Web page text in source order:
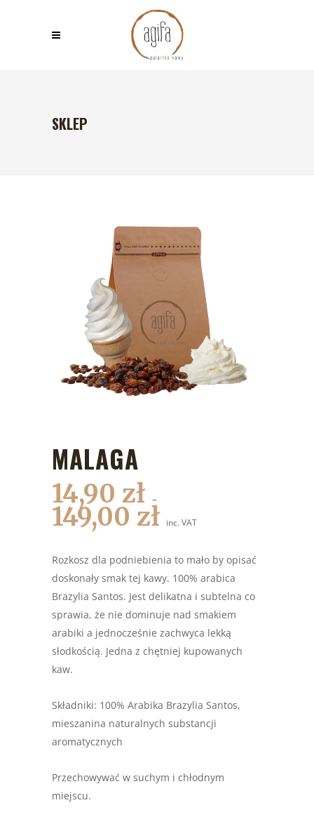
SKLEP
MALAGA
14,90 zł –
149,00 zł inc. VAT
Rozkosz dla podniebienia to mało by opisać
doskonały smak tej kawy. 100% arabica
Brazylia Santos. Jest delikatna i subtelna co
sprawia, że nie dominuje nad smakiem
arabiki a jednocześnie zachwyca lekką
słodkością. Jedna z chętniej kupowanych
kaw.
Składniki: 100% Arabika Brazylia Santos,
mieszanina naturalnych substancji
aromatycznych
Przechowywać w suchym i chłodnym
miejscu.